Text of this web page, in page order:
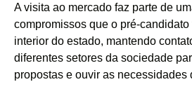
A visita ao mercado faz parte de
compromissos que o pré-
interior do estado, mantendo
diferentes setores da sociedade
propostas e ouvir as necessidades